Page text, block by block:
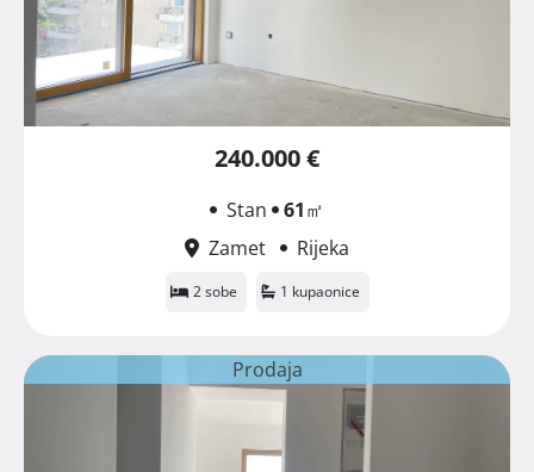
240.000 €
Stan 61㎡
Zamet
Rijeka
2 sobe 1 kupaonice
Prodaja